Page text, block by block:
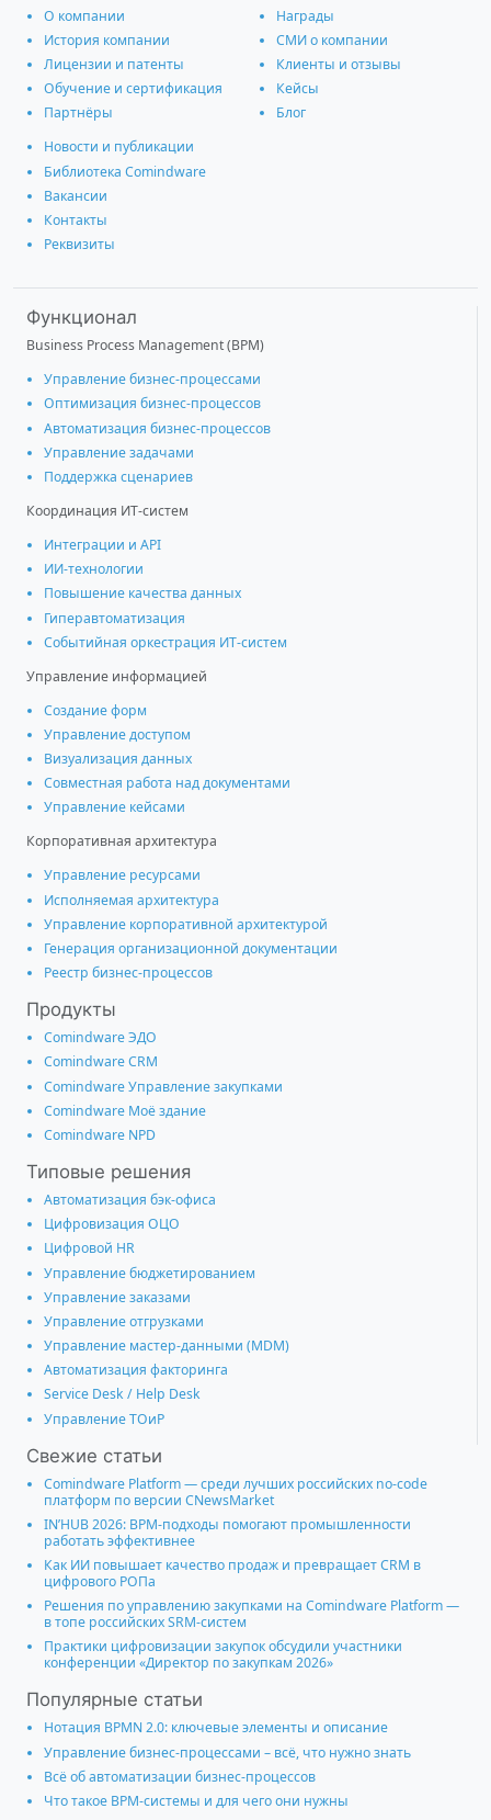
О компании
История компании
Лицензии и патенты
Обучение и сертификация
Партнёры
Награды
СМИ о компании
Клиенты и отзывы
Кейсы
Блог
Новости и публикации
Библиотека Comindware
Вакансии
Контакты
Реквизиты
Функционал
Business Process Management (BPM)
Управление бизнес-процессами
Оптимизация бизнес-процессов
Автоматизация бизнес-процессов
Управление задачами
Поддержка сценариев
Координация ИТ-систем
Интеграции и АРІ
ИИ-технологии
Повышение качества данных
Гиперавтоматизация
Событийная оркестрация ИТ-систем
Управление информацией
Создание форм
Управление доступом
Визуализация данных
Совместная работа над документами
Управление кейсами
Корпоративная архитектура
Управление ресурсами
Исполняемая архитектура
Управление корпоративной архитектурой
Генерация организационной документации
Реестр бизнес-процессов
Продукты
Comindware ЭДО
Comindware CRM
Comindware Управление закупками
Comindware Моё здание
Comindware NPD
Типовые решения
Автоматизация бэк-офиса
Цифровизация ОЦО
Цифровой HR
Управление бюджетированием
Управление заказами
Управление отгрузками
Управление мастер-данными (MDM)
Автоматизация факторинга
Service Desk / Help Desk
Управление ТОиР
Свежие статьи
Comindware Platform — среди лучших российских no-code
платформ по версии CNewsMarket
IN’HUB 2026: BPM-подходы помогают промышленности
работать эффективнее
Как ИИ повышает качество продаж и превращает CRM в
цифрового РОПа
Решения по управлению закупками на Comindware Platform —
в топе российских SRM-систем
Практики цифровизации закупок обсудили участники
конференции «Директор по закупкам 2026»
Популярные статьи
Нотация BPMN 2.0: ключевые элементы и описание
Управление бизнес-процессами – всё, что нужно знать
Всё об автоматизации бизнес-процессов
Что такое BPM-системы и для чего они нужны